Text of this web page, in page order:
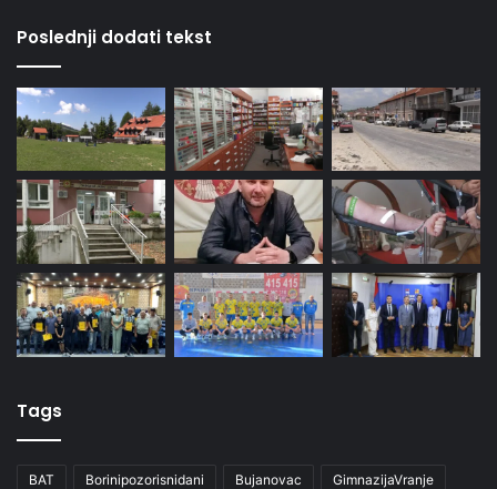
Poslednji dodati tekst
Tags
BAT Borinipozorisnidani Bujanovac GimnazijaVranje